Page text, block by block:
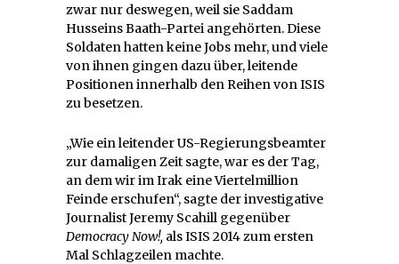
zwar nur deswegen, weil sie Saddam
Husseins Baath-Partei angehörten. Diese
Soldaten hatten keine Jobs mehr, und viele
von ihnen gingen dazu über, leitende
Positionen innerhalb den Reihen von ISIS
zu besetzen.
„Wie ein leitender US-Regierungsbeamter
zur damaligen Zeit sagte, war es der Tag,
an dem wir im Irak eine Viertelmillion
Feinde erschufen“, sagte der investigative
Journalist Jeremy Scahill gegenüber
Democracy Now!, als ISIS 2014 zum ersten
Mal Schlagzeilen machte.